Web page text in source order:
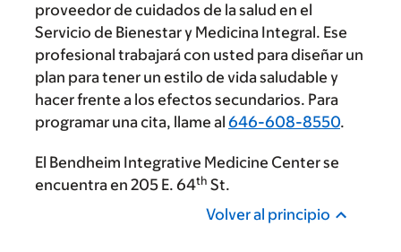
proveedor de cuidados de la salud en el
Servicio de Bienestar y Medicina Integral. Ese
profesional trabajará con usted para diseñar un
plan para tener un estilo de vida saludable y
hacer frente a los efectos secundarios. Para
programar una cita, llame al 646-608-8550.
El Bendheim Integrative Medicine Center se
encuentra en 205 E. 64th St.
Volver al principio